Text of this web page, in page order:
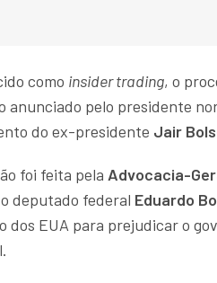
como insider trading, o
anunciado pelo presidente
do ex-presidente Jair
foi feita pela Advocacia-
deputado federal Eduardo
dos EUA para prejudicar o